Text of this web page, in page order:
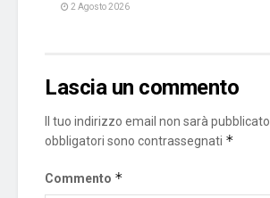
2 Agosto 2026
Lascia un commento
Il tuo indirizzo email non sarà pubblicato.
obbligatori sono contrassegnati *
Commento *